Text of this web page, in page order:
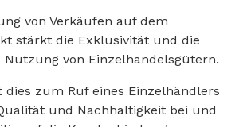
von Verkäufen auf dem
stärkt die Exklusivität und die
Nutzung von Einzelhandelsgütern.
zum Ruf eines Einzelhändlers
und Nachhaltigkeit bei und